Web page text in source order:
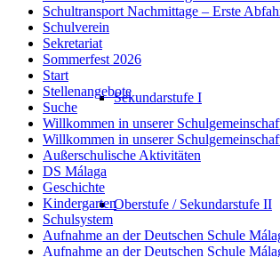
Sekundarstufe I
Oberstufe / Sekundarstufe II
Schultransport Nachmittage – Erste
Schulverein
Sekretariat
Sommerfest 2026
Start
Stellenangebote
Suche
Willkommen in unserer
Willkommen in unserer
Außerschulische Aktivitäten
DS Málaga
Geschichte
Kindergarten
Schulsystem
Aufnahme an der Deutschen Schule
Aufnahme an der Deutschen Schule